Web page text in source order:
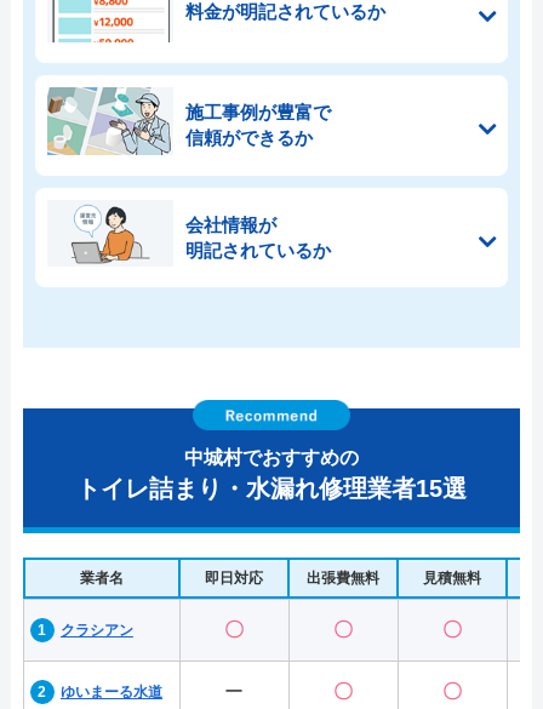
料金が明記されているか
施工事例が豊富で
信頼ができるか
会社情報が
明記されているか
中城村でおすすめの
トイレ詰まり・水漏れ修理業者15選
業者名 即日対応 出張費無料 見積無料
クラシアン 〇 〇 〇
ゆいまーる水道 ー 〇 〇